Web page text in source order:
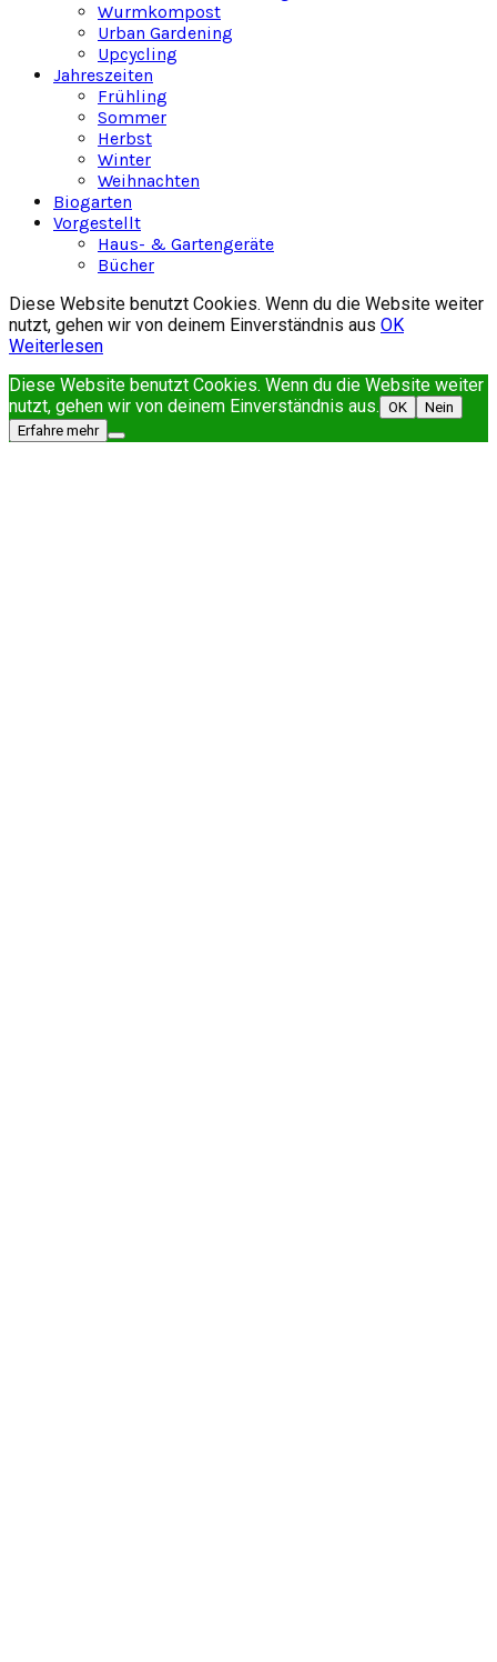
Wurmkompost
Urban Gardening
Upcycling
Jahreszeiten
Frühling
Sommer
Herbst
Winter
Weihnachten
Biogarten
Vorgestellt
Haus- & Gartengeräte
Bücher
Diese Website benutzt Cookies. Wenn du die Website weiter
nutzt, gehen wir von deinem Einverständnis aus OK
Weiterlesen
Diese Website benutzt Cookies. Wenn du die Website weiter
nutzt, gehen wir von deinem Einverständnis aus. OK
Nein
Erfahre mehr